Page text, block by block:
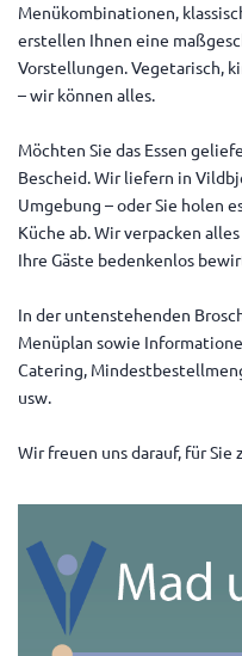
Menükombinationen,
erstellen Ihnen eine
Vorstellungen. Vegetarisch,
– wir können alles.
Möchten Sie das Essen
Bescheid. Wir liefern in
Umgebung – oder Sie holen
Küche ab. Wir verpacken
Ihre Gäste bedenkenlos
In der untenstehenden
Menüplan sowie
Catering,
usw.
Wir freuen uns darauf, für Sie